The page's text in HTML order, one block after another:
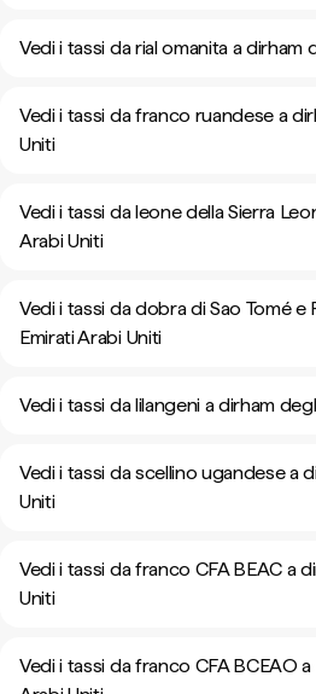
Vedi i tassi da rial omanita a dirham
Vedi i tassi da franco ruandese a
Uniti
Vedi i tassi da leone della Sierra
Arabi Uniti
Vedi i tassi da dobra di Sao Tomé e
Emirati Arabi Uniti
Vedi i tassi da lilangeni a dirham
Vedi i tassi da scellino ugandese a
Uniti
Vedi i tassi da franco CFA BEAC a
Uniti
Vedi i tassi da franco CFA BCEAO